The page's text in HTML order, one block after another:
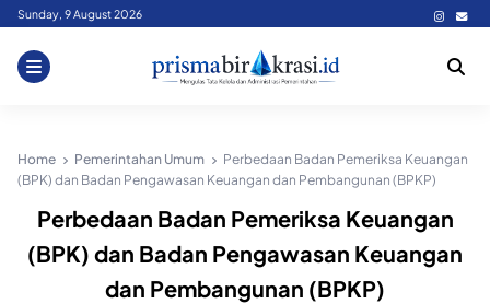
Skip
content
Sunday, 9 August 2026
Home Pemerintahan Umum
Perbedaan Badan Pemeriksa Keuangan
(BPK) dan Badan Pengawasan Keuangan dan Pembangunan (BPKP)
Perbedaan Badan Pemeriksa Keuangan
(BPK) dan Badan Pengawasan Keuangan
dan Pembangunan (BPKP)